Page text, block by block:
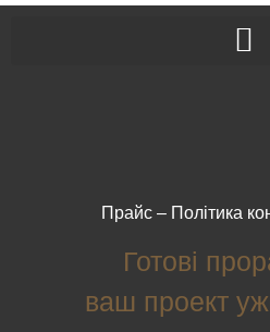
Прайс – Політика
Готові
ваш проект